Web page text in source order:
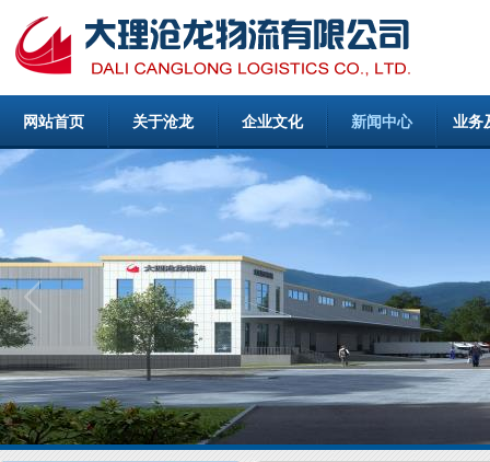
网站首页 关于沧龙 企业文化 新闻中心 业务